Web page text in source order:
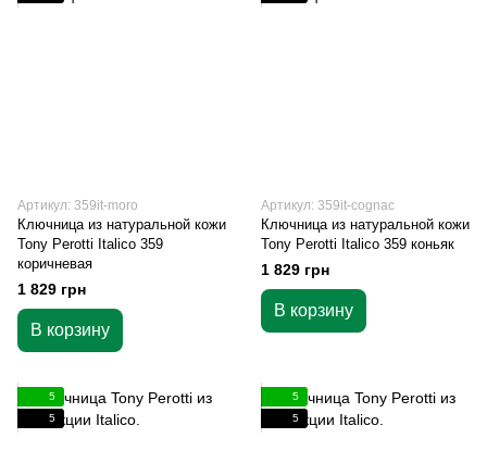
Артикул: 359it-moro
Ключница из натуральной кожи
Tony Perotti Italico 359
коричневая
1 829 грн
В корзину
Артикул: 359it-cognac
Ключница из натуральной кожи
Tony Perotti Italico 359 коньяк
1 829 грн
В корзину
5
5
5
5